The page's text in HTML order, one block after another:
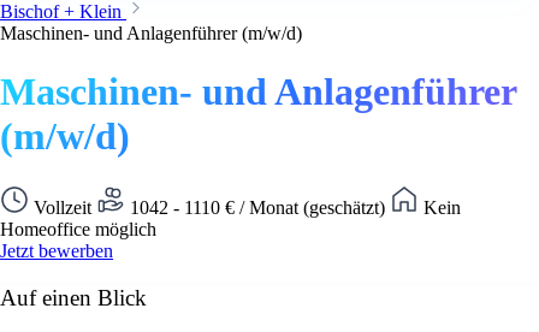
Bischof + Klein
Maschinen- und Anlagenführer (m/w/d)
Maschinen- und Anlagenführer
(m/w/d)
Vollzeit 1042 - 1110 € / Monat (geschätzt)
Kein
Homeoffice möglich
Jetzt bewerben
Auf einen Blick